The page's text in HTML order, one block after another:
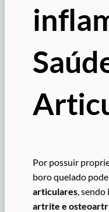
Por possuir
boro quelado
articulares ,
artrite e